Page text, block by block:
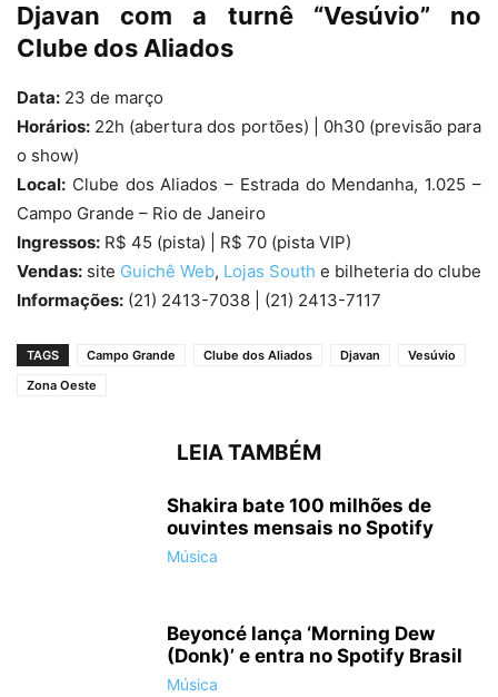
Djavan com a turnê “Vesúvio” no
Clube dos Aliados
Data: 23 de março
Horários: 22h (abertura dos portões) | 0h30 (previsão para
o show)
Local: Clube dos Aliados – Estrada do Mendanha, 1.025 –
Campo Grande – Rio de Janeiro
Ingressos: R$ 45 (pista) | R$ 70 (pista VIP)
Vendas: site Guichê Web, Lojas South e bilheteria do clube
Informações: (21) 2413-7038 | (21) 2413-7117
TAGS Campo Grande Clube dos Aliados Djavan
Vesúvio
Zona Oeste
LEIA TAMBÉM
Shakira bate 100 milhões de
ouvintes mensais no Spotify
Música
Beyoncé lança ‘Morning Dew
(Donk)’ e entra no Spotify Brasil
Música